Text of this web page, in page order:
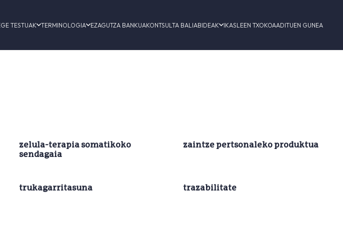
TESTUAK TERMINOLOGIA EZAGUTZA BANKUAKONTSULTA BALIABIDEAK IKASLEEN TXOKOAADITUEN GUNEA
zelula-terapia somatikoko
sendagaia
zaintze pertsonaleko produktua
trukagarritasuna trazabilitate